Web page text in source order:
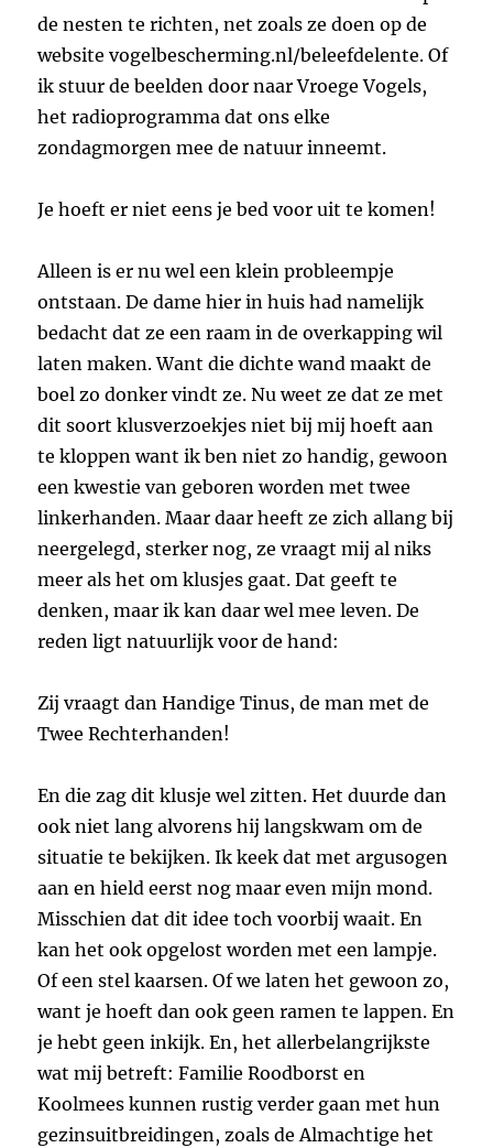
de nesten te richten, net zoals ze doen op de
website vogelbescherming.nl/beleefdelente. Of
ik stuur de beelden door naar Vroege Vogels,
het radioprogramma dat ons elke
zondagmorgen mee de natuur inneemt.
Je hoeft er niet eens je bed voor uit te komen!
Alleen is er nu wel een klein probleempje
ontstaan. De dame hier in huis had namelijk
bedacht dat ze een raam in de overkapping wil
laten maken. Want die dichte wand maakt de
boel zo donker vindt ze. Nu weet ze dat ze met
dit soort klusverzoekjes niet bij mij hoeft aan
te kloppen want ik ben niet zo handig, gewoon
een kwestie van geboren worden met twee
linkerhanden. Maar daar heeft ze zich allang bij
neergelegd, sterker nog, ze vraagt mij al niks
meer als het om klusjes gaat. Dat geeft te
denken, maar ik kan daar wel mee leven. De
reden ligt natuurlijk voor de hand:
Zij vraagt dan Handige Tinus, de man met de
Twee Rechterhanden!
En die zag dit klusje wel zitten. Het duurde dan
ook niet lang alvorens hij langskwam om de
situatie te bekijken. Ik keek dat met argusogen
aan en hield eerst nog maar even mijn mond.
Misschien dat dit idee toch voorbij waait. En
kan het ook opgelost worden met een lampje.
Of een stel kaarsen. Of we laten het gewoon zo,
want je hoeft dan ook geen ramen te lappen. En
je hebt geen inkijk. En, het allerbelangrijkste
wat mij betreft: Familie Roodborst en
Koolmees kunnen rustig verder gaan met hun
gezinsuitbreidingen, zoals de Almachtige het